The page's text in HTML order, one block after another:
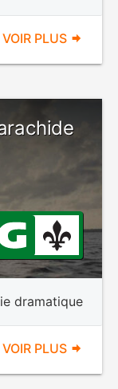
VOIR PLUS
dramatique
VOIR PLUS